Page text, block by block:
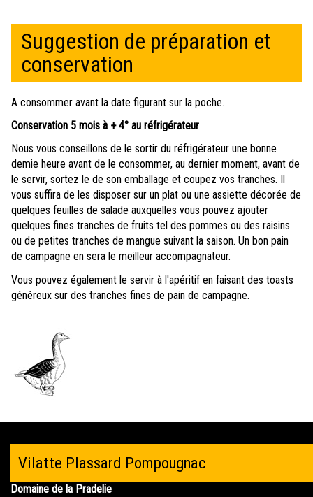
Suggestion de préparation et
conservation
A consommer avant la date figurant sur la poche.
Conservation 5 mois à + 4° au réfrigérateur
Nous vous conseillons de le sortir du réfrigérateur une bonne
demie heure avant de le consommer, au dernier moment, avant de
le servir, sortez le de son emballage et coupez vos tranches. Il
vous suffira de les disposer sur un plat ou une assiette décorée de
quelques feuilles de salade auxquelles vous pouvez ajouter
quelques fines tranches de fruits tel des pommes ou des raisins
ou de petites tranches de mangue suivant la saison. Un bon pain
de campagne en sera le meilleur accompagnateur.
Vous pouvez également le servir à l'apéritif en faisant des toasts
généreux sur des tranches fines de pain de campagne.
Vilatte Plassard Pompougnac
Domaine de la Pradelie